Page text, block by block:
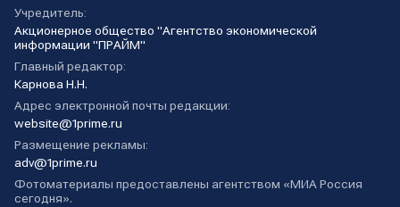
Учредитель:
Акционерное общество "Агентство экономической
информации "ПРАЙМ"
Главный редактор:
Карнова Н.Н.
Адрес электронной почты редакции:
website@1prime.ru
Размещение рекламы:
adv@1prime.ru
Фотоматериалы предоставлены агентством «МИА Россия
сегодня».